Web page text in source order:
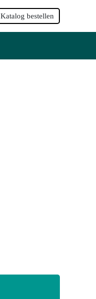
Katalog bestellen